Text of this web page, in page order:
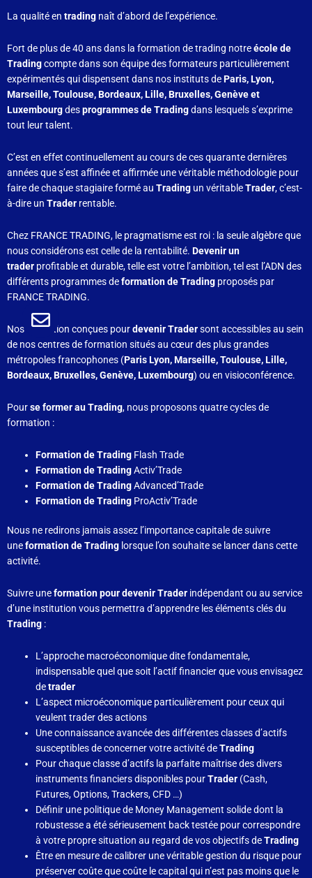
La qualité en trading naît d’abord de l’expérience.
Fort de plus de 40 ans dans la formation de trading notreécole de
Tradingcompte dans son équipe des formateurs particulièrement
expérimentés qui dispensent dans nos instituts deParis, Lyon,
Marseille, Toulouse, Bordeaux, Lille, Bruxelles, Genève et
Luxembourgdesprogrammes de Tradingdans lesquels s’exprime
tout leur talent.
C’est en effet continuellement au cours de ces quarante dernières
années que s’est affinée et affirmée une véritable méthodologie pour
faire de chaque stagiaire formé au Trading un véritableTrader, c’est-
à-dire un Trader rentable.
Chez FRANCE TRADING, le pragmatisme est roi : la seule algèbre que
nous considérons est celle de la rentabilité. Devenir un
trader profitable et durable, telle est votre l’ambition, tel est l’ADN des
différents programmes deformation de Trading proposés par
FRANCE TRADING.
Nos formation conçues pourdevenir Tradersont accessibles au sein
de nos centres de formation situés au cœur des plus grandes
métropoles francophones (Paris Lyon, Marseille, Toulouse, Lille,
Bordeaux, Bruxelles, Genève, Luxembourg) ou en visioconférence.
Pourse former au Trading, nous proposons quatrecycles de
formation :
Formation de Trading Flash Trade
Formation de TradingActiv’Trade
Formation de TradingAdvanced’Trade
Formation de Trading ProActiv’Trade
Nous ne redirons jamais assez l’importance capitale de suivre
uneformation de Trading lorsque l’on souhaite se lancer dans cette
activité.
Suivre uneformation pour devenir Trader indépendant ou au service
d’une institution vous permettra d’apprendre les éléments clés du
Trading :
L’approche macroéconomique dite fondamentale,
indispensable quel que soit l’actif financier que vous envisagez
detrader
L’aspect microéconomique particulièrement pour ceux qui
veulent trader des actions
Une connaissance avancée des différentes classes d’actifs
susceptibles de concerner votre activité deTrading
Pour chaque classe d’actifs la parfaite maîtrise des divers
instruments financiers disponibles pourTrader (Cash,
Futures, Options, Trackers, CFD …)
Définir une politique de Money Management solide dont la
robustesse a été sérieusement back testée pour correspondre
à votre propre situation au regard de vos objectifs deTrading
Être en mesure de calibrer une véritable gestion du risque pour
préserver coûte que coûte le capital qui n’est pas moins que le